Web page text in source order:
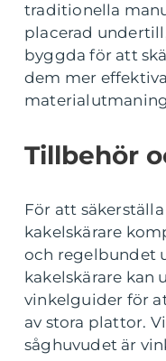
traditionella
placerad
byggda för att
dem mer
Tillbehör
För att
kakelskärare
och regelbundet
kakelskärare kan
vinkelguider för
av stora plattor.
såghuvudet är